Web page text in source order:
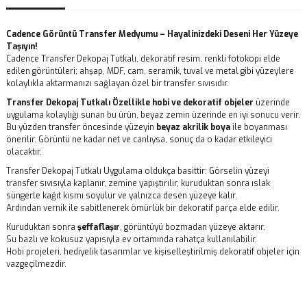
Cadence Görüntü Transfer Medyumu – Hayalinizdeki Deseni Her Yüzeye
Taşıyın!
Cadence Transfer Dekopaj Tutkalı, dekoratif resim, renkli fotokopi elde
edilen görüntüleri; ahşap, MDF, cam, seramik, tuval ve metal gibi yüzeylere
kolaylıkla aktarmanızı sağlayan özel bir transfer sıvısıdır.
Transfer Dekopaj Tutkalı Özellikle hobi ve dekoratif objeler üzerinde
uygulama kolaylığı sunan bu ürün, beyaz zemin üzerinde en iyi sonucu verir.
Bu yüzden transfer öncesinde yüzeyin beyaz akrilik boya ile boyanması
önerilir. Görüntü ne kadar net ve canlıysa, sonuç da o kadar etkileyici
olacaktır.
Transfer Dekopaj Tutkalı Uygulama oldukça basittir: Görselin yüzeyi
transfer sıvısıyla kaplanır, zemine yapıştırılır, kuruduktan sonra ıslak
süngerle kağıt kısmı soyulur ve yalnızca desen yüzeye kalır.
Ardından vernik ile sabitlenerek ömürlük bir dekoratif parça elde edilir.
Kuruduktan sonra şeffaflaşır, görüntüyü bozmadan yüzeye aktarır.
Su bazlı ve kokusuz yapısıyla ev ortamında rahatça kullanılabilir.
Hobi projeleri, hediyelik tasarımlar ve kişiselleştirilmiş dekoratif objeler için
vazgeçilmezdir.